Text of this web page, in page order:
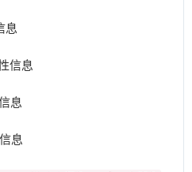
息
信息
息
息